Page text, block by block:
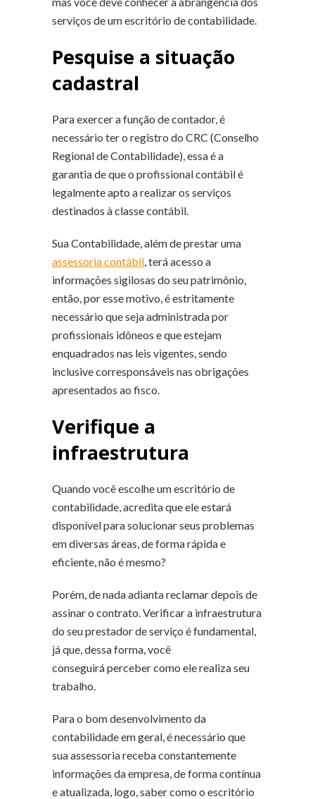
serviços de um escritório de contabilidade.
Pesquise a situação
cadastral
Para exercer a função de contador, é
necessário ter o registro do CRC (Conselho
Regional de Contabilidade), essa é a
garantia de que o profissional contábil é
legalmente apto a realizar os serviços
destinados à classe contábil.
Sua Contabilidade, além de prestar uma
assessoria contábil , terá acesso a
informações sigilosas do seu patrimônio,
então, por esse motivo, é estritamente
necessário que seja administrada por
profissionais idôneos e que estejam
enquadrados nas leis vigentes, sendo
inclusive corresponsáveis nas obrigações
apresentados ao fisco.
Verifique a
infraestrutura
Quando você escolhe um escritório de
contabilidade, acredita que ele estará
disponível para solucionar seus problemas
em diversas áreas, de forma rápida e
eficiente, não é mesmo?
Porém, de nada adianta reclamar depois de
assinar o contrato. Verificar a infraestrutura
do seu prestador de serviço é fundamental,
já que, dessa forma, você
conseguirá perceber como ele realiza seu
trabalho.
Para o bom desenvolvimento da
contabilidade em geral, é necessário que
sua assessoria receba constantemente
informações da empresa, de forma contínua
e atualizada, logo, saber como o escritório